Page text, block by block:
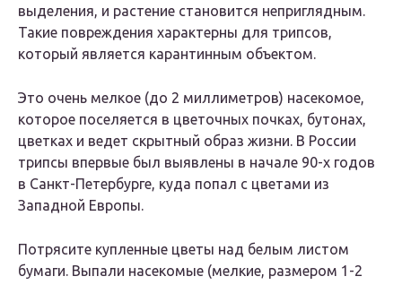
выделения, и растение становится неприглядным.
Такие повреждения характерны для трипсов,
который является карантинным объектом.
Это очень мелкое (до 2 миллиметров) насекомое,
которое поселяется в цветочных почках, бутонах,
цветках и ведет скрытный образ жизни. В России
трипсы впервые был выявлены в начале 90-х годов
в Санкт-Петербурге, куда попал с цветами из
Западной Европы.
Потрясите купленные цветы над белым листом
бумаги. Выпали насекомые (мелкие, размером 1-2